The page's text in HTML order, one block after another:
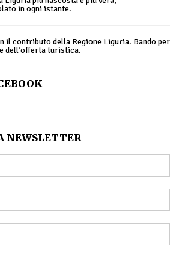
in ogni istante.
il contributo della Regione Liguria. Bando per
dell’offerta turistica.
NEWSLETTER